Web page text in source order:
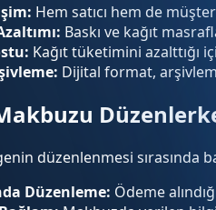
Hem satıcı hem de
Baskı ve kağıt
Kağıt tüketimini azalttığı
Dijital format,
düzenlenmesi sırasında
Düzenleme: Ödeme